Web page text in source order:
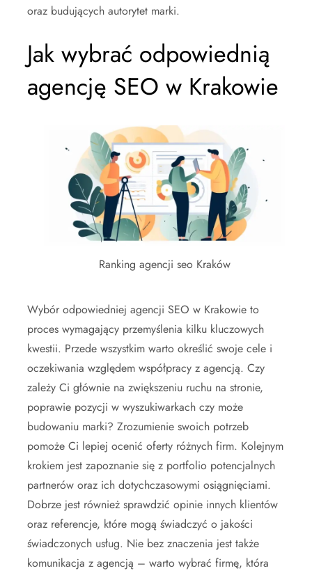
oraz budujących autorytet marki.
Jak wybrać odpowiednią
agencję SEO w Krakowie
Ranking agencji seo Kraków
Wybór odpowiedniej agencji SEO w Krakowie to
proces wymagający przemyślenia kilku kluczowych
kwestii. Przede wszystkim warto określić swoje cele i
oczekiwania względem współpracy z agencją. Czy
zależy Ci głównie na zwiększeniu ruchu na stronie,
poprawie pozycji w wyszukiwarkach czy może
budowaniu marki? Zrozumienie swoich potrzeb
pomoże Ci lepiej ocenić oferty różnych firm. Kolejnym
krokiem jest zapoznanie się z portfolio potencjalnych
partnerów oraz ich dotychczasowymi osiągnięciami.
Dobrze jest również sprawdzić opinie innych klientów
oraz referencje, które mogą świadczyć o jakości
świadczonych usług. Nie bez znaczenia jest także
komunikacja z agencją – warto wybrać firmę, która